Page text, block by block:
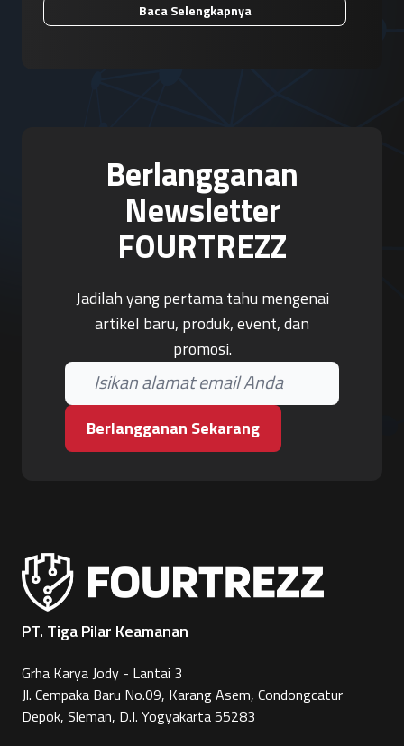
Baca Selengkapnya
Berlangganan
Newsletter
FOURTREZZ
Jadilah yang pertama tahu mengenai
artikel baru, produk, event, dan
promosi.
Berlangganan Sekarang
PT. Tiga Pilar Keamanan
Grha Karya Jody - Lantai 3
Jl. Cempaka Baru No.09, Karang Asem, Condongcatur
Depok, Sleman, D.I. Yogyakarta 55283